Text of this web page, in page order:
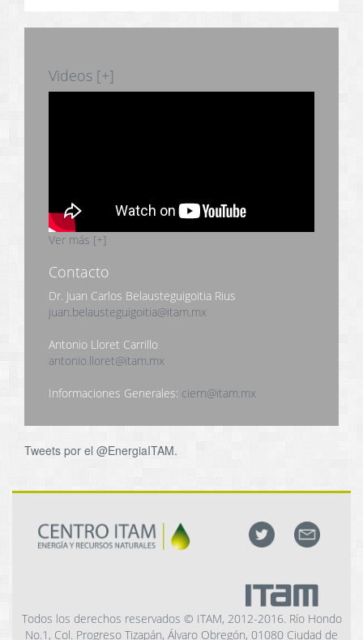
Videos [+]
Ver más [+]
Contacto
Dr. Juan Carlos Belausteguigoitia Rius
juan.belausteguigoitia@itam.mx
Antonio Lloret Carrillo
antonio.lloret@itam.mx
Informaciones Generales: ciern@itam.mx
Tweets por el @EnergiaITAM.
Todos los derechos reservados © ITAM, 2012-2016. Río Hondo
No.1, Col. Progreso Tizapán, Álvaro Obregón, 01080 Ciudad de